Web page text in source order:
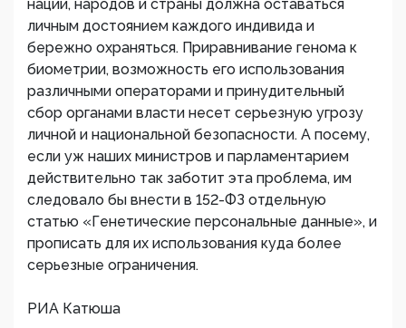
нации, народов и страны должна оставаться
личным достоянием каждого индивида и
бережно охраняться. Приравнивание генома к
биометрии, возможность его использования
различными операторами и принудительный
сбор органами власти несет серьезную угрозу
личной и национальной безопасности. А посему,
если уж наших министров и парламентарием
действительно так заботит эта проблема, им
следовало бы внести в 152-ФЗ отдельную
статью «Генетические персональные данные», и
прописать для их использования куда более
серьезные ограничения.
РИА Катюша